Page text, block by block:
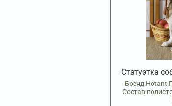
Статуэтка
Бренд:Hotant